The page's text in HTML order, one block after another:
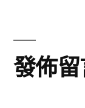
發佈留